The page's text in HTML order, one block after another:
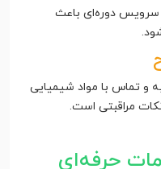
دوره‌ای باعث
و تماس با مواد شیمیایی
مراقبتی است.
حرفه‌ای